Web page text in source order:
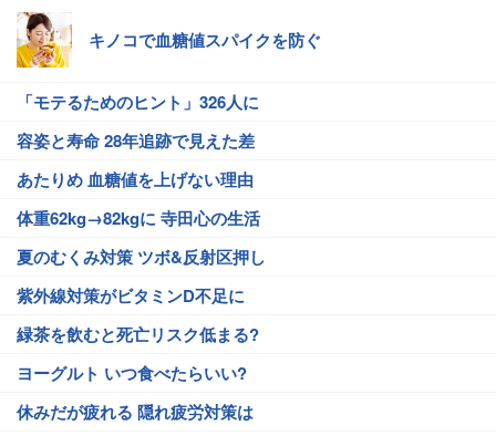
キノコで血糖値スパイクを防ぐ
「モテるためのヒント」326人に
容姿と寿命 28年追跡で見えた差
あたりめ 血糖値を上げない理由
体重62kg→82kgに 寺田心の生活
夏のむくみ対策 ツボ&反射区押し
紫外線対策がビタミンD不足に
緑茶を飲むと死亡リスク低まる?
ヨーグルト いつ食べたらいい?
休みだが疲れる 隠れ疲労対策は